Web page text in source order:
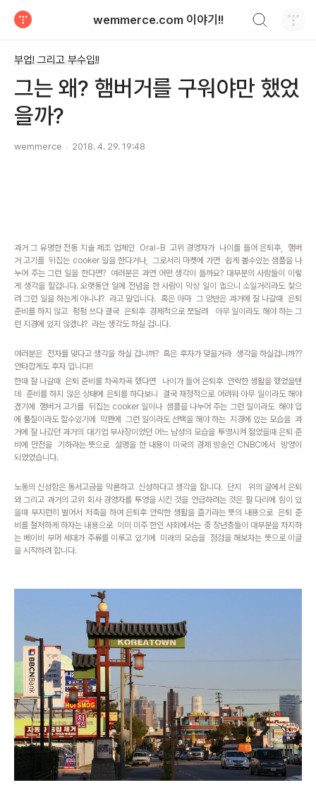
wemmerce.com 이야기!!
부업! 그리고 부수입!!
그는 왜? 햄버거를 구워야만 했었
을까?
wemmerce 2018. 4. 29. 19:48
과거 그 유명한 전동 치솔 제조 업체인 Oral-B 고위 경영자가 나이를 들어 은퇴후, 햄버
거 고기를 뒤집는 cooker 일을 한다거나, 그로서리 마켓에 가면 쉽게 볼수있는 샘플을 나
누어 주는 그런 일을 한다면? 여러분은 과연 어떤 생각이 들까요? 대부분의 사람들이 이렇
게 생각을 할겁니다. 오랫동안 일에 전념을 한 사람이 막상 일이 없으니 소일거리라도 찿으
려 그런 일을 하는게 아니냐? 라고 말입니다. 혹은 아마 그 양반은 과거에 잘 나갈때 은퇴
준비를 하지 않고 펑펑 쓰다 결국 은퇴후 경제적으로 쪼달려 아무 일이라도 해야 하는 그
런 지경에 있지 않겠냐? 라는 생각도 하실 겁니다.
여러분은 전자를 맞다고 생각을 하실 겁니까? 혹은 후자가 맞을거라 생각을 하실겁니까??
안타깝게도 후자 입니다!!
한때 잘 나갈때 은퇴 준비를 차곡차곡 했다면 나이가 들어 은퇴후 안락한 생활을 했었을텐
데 준비를 하지 않은 상태에 은퇴를 하다보니 결국 재정적으로 어려워 아무 일이라도 해야
겠기에 햄버거 고기를 뒤집는 cooker 일이나 샘플을 나누어 주는 그런 일이라도 해야 입
에 풀칠이라도 할수있기에 막판에 그런 일이라도 선택을 해야 하는 지경에 있는 모습을 과
거에 잘 나갔던 과거의 대기업 부사장이었던 어느 남성의 모습을 투영시켜 젊었을때 은퇴 준
비에 만전을 기하라는 뜻으로 설명을 한 내용이 미국의 경제 방송인 CNBC에서 방영이
되었었습니다.
노동의 신성함은 동서고금을 막론하고 신성하다고 생각을 합니다. 단지 위의 글에서 은퇴
와 그리고 과거의 고위 회사 경영자를 투영을 시킨 것을 언급하려는 것은 팔 다리에 힘이 있
을때 부지런히 벌어서 저축을 하여 은퇴후 안락한 생활을 즐기라는 뜻의 내용으로 은퇴 준
비를 철저하게 하자는 내용으로 이미 미주 한인 사회에서는 중 장년층들이 대부분을 차지하
는 베이비 부머 세대가 주류를 이루고 있기에 미래의 모습을 점검을 해보자는 뜻으로 이글
을 시작하려 합니다.